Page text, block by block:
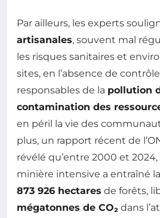
Par ailleurs, les experts
artisanales, souvent mal
les risques sanitaires et
sites, en l’absence de
responsables de la pollution
contamination des
en péril la vie des
plus, un rapport récent de
révélé qu’entre 2000 et
minière intensive a entraîné
873 926 hectares de forêts,
mégatonnes de CO₂ dans